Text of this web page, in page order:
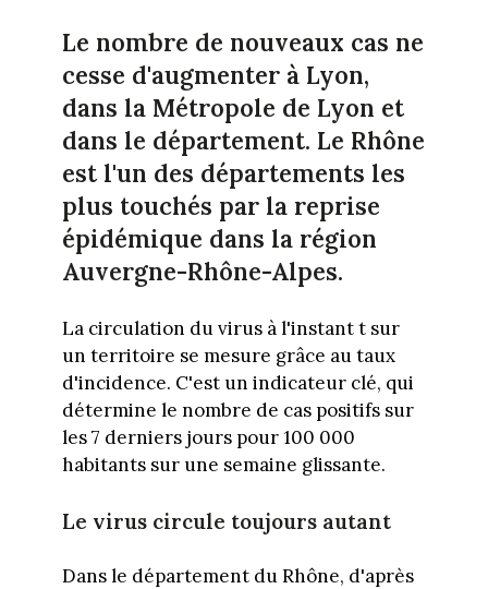
Le nombre de nouveaux cas ne
cesse d'augmenter à Lyon,
dans la Métropole de Lyon et
dans le département. Le Rhône
est l'un des départements les
plus touchés par la reprise
épidémique dans la région
Auvergne-Rhône-Alpes.
La circulation du virus à l'instant t sur
un territoire se mesure grâce au taux
d'incidence. C'est un indicateur clé, qui
détermine le nombre de cas positifs sur
les 7 derniers jours pour 100 000
habitants sur une semaine glissante.
Le virus circule toujours autant
Dans le département du Rhône, d'après